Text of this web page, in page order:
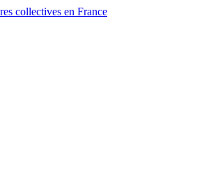
collectives en France